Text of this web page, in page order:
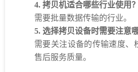
4. 拷贝机适合哪些行业使用？
需要批量数据传输的行业。
5. 选择拷贝设备时需要注意
需要关注设备的传输速度、
售后服务质量。